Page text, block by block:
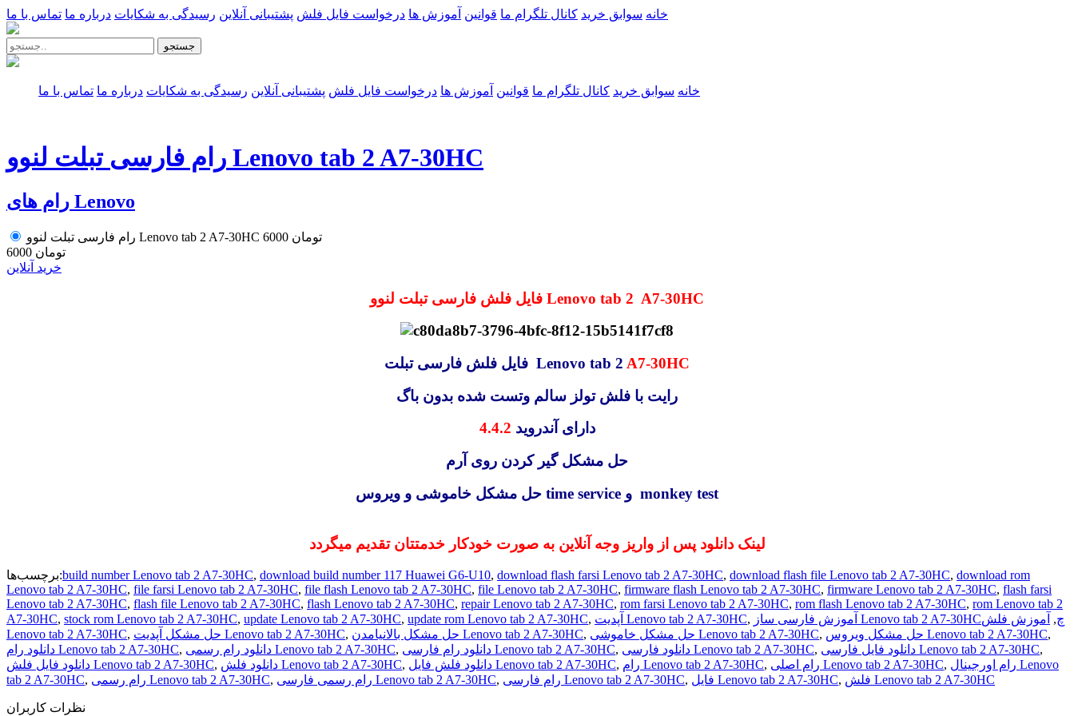
خانه سوابق خرید کانال تلگرام ما قوانین آموزش ها درخواست فایل فلش پشتیبانی آنلاین رسیدگی به شکایات درباره ما تماس با ما
جستجو
خانه سوابق خرید کانال تلگرام ما قوانین آموزش ها درخواست فایل فلش پشتیبانی آنلاین رسیدگی به شکایات درباره ما تماس با ما
رام فارسی تبلت لنوو Lenovo tab 2 A7-30HC
رام های Lenovo
رام فارسی تبلت لنوو Lenovo tab 2 A7-30HC
6000 تومان
6000 تومان
خرید آنلاین
فایل فلش فارسی تبلت لنوو Lenovo tab 2 A7-30HC
فایل فلش فارسی تبلت Lenovo tab 2 A7-30HC
رایت با فلش تولز سالم وتست شده بدون باگ
دارای آندروید 4.4.2
حل مشکل گیر کردن روی آرم
حل مشکل خاموشی و ویروس time service و monkey test
لینک دانلود پس از واریز وجه آنلاین به صورت خودکار خدمتتان تقدیم میگردد
برچسب‌ها:build number Lenovo tab 2 A7-30HC, download build number 117 Huawei G6-U10, download flash farsi Lenovo tab 2 A7-30HC, download flash file Lenovo tab 2 A7-30HC, download rom
Lenovo tab 2 A7-30HC, file farsi Lenovo tab 2 A7-30HC, file flash Lenovo tab 2 A7-30HC, file Lenovo tab 2 A7-30HC, firmware flash Lenovo tab 2 A7-30HC, firmware Lenovo tab 2 A7-30HC, flash farsi
Lenovo tab 2 A7-30HC, flash file Lenovo tab 2 A7-30HC, flash Lenovo tab 2 A7-30HC, repair Lenovo tab 2 A7-30HC, rom farsi Lenovo tab 2 A7-30HC, rom flash Lenovo tab 2 A7-30HC, rom Lenovo tab 2
A7-30HC, stock rom Lenovo tab 2 A7-30HC, update Lenovo tab 2 A7-30HC, update rom Lenovo tab 2 A7-30HC, آپدیت Lenovo tab 2 A7-30HC, آموزش فارسی ساز Lenovo tab 2 A7-30HCچ, آموزش فلش
Lenovo tab 2 A7-30HC, حل مشکل آپدیت Lenovo tab 2 A7-30HC, حل مشکل بالانیامدن Lenovo tab 2 A7-30HC, حل مشکل خاموشی Lenovo tab 2 A7-30HC, حل مشکل ویروس Lenovo tab 2 A7-30HC,
دانلود رام Lenovo tab 2 A7-30HC, دانلود رام رسمی Lenovo tab 2 A7-30HC, دانلود رام فارسی Lenovo tab 2 A7-30HC, دانلود فارسی Lenovo tab 2 A7-30HC, دانلود فایل فارسی Lenovo tab 2 A7-30HC,
دانلود فایل فلش Lenovo tab 2 A7-30HC, دانلود فلش Lenovo tab 2 A7-30HC, دانلود فلش فایل Lenovo tab 2 A7-30HC, رام Lenovo tab 2 A7-30HC, رام اصلی Lenovo tab 2 A7-30HC, رام اورجینال Lenovo
tab 2 A7-30HC, رام رسمی Lenovo tab 2 A7-30HC, رام رسمی فارسی Lenovo tab 2 A7-30HC, رام فارسی Lenovo tab 2 A7-30HC, فایل Lenovo tab 2 A7-30HC, فلش Lenovo tab 2 A7-30HC
نظرات کاربران